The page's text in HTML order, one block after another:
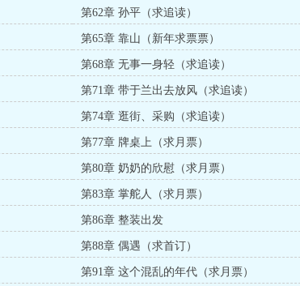
第62章 孙平（求追读）
第65章 靠山（新年求票票）
第68章 无事一身轻（求追读）
第71章 带于兰出去放风（求追读）
第74章 逛街、采购（求追读）
第77章 牌桌上（求月票）
第80章 奶奶的欣慰（求月票）
第83章 掌舵人（求月票）
第86章 整装出发
第88章 偶遇（求首订）
第91章 这个混乱的年代（求月票）